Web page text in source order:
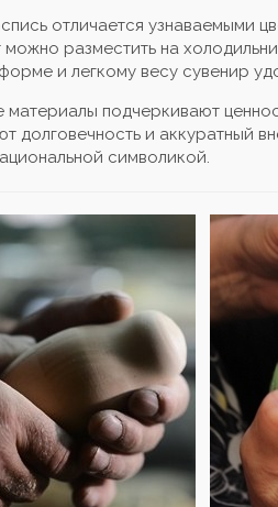
отличается узнаваемыми
можно разместить на
и легкому весу сувенир
материалы подчеркивают
долговечность и аккуратный
символикой.